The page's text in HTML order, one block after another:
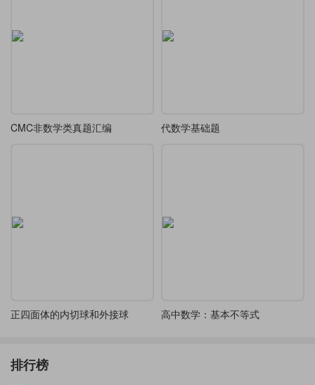
CMC非数学类真题汇编 代数学基础题
正四面体的内切球和外接球 高中数学：基本不等式
排行榜